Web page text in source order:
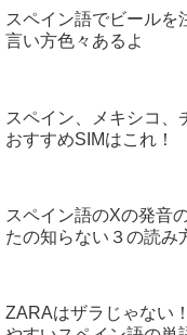
スペイン語でビールを
言い方色々あるよ
スペイン、メキシコ、
おすすめSIMはこれ！
スペイン語のXの発音
たの知らない３の読み
ZARAはザラじゃない